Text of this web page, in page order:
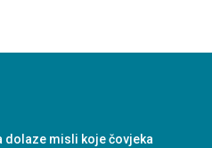
dolaze misli koje čovjeka